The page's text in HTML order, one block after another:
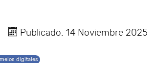
Publicado: 14 Noviembre 2025
digitales